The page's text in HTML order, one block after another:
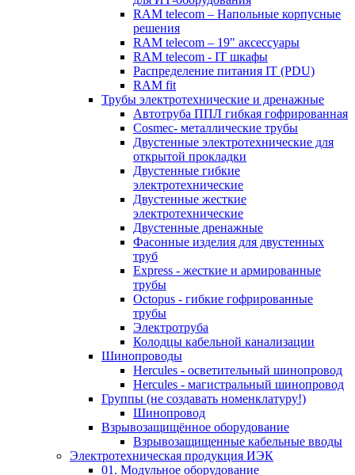
RAM telecom – Напольные корпусные
решения
RAM telecom – 19" аксессуары
RAM telecom - IT шкафы
Распределение питания IT (PDU)
RAM fit
Трубы электротехнические и дренажные
Автотруба ППЛ гибкая гофрированная
Cosmec- металлические трубы
Двустенные электротехнические для
открытой прокладки
Двустенные гибкие
электротехнические
Двустенные жесткие
электротехнические
Двустенные дренажные
Фасонные изделия для двустенных
труб
Express - жесткие и армированные
трубы
Octopus - гибкие гофрированные
трубы
Электротруба
Колодцы кабельной канализации
Шинопроводы
Hercules - осветительный шинопровод
Hercules - магистральный шинопровод
Группы (не создавать номенклатуру!)
Шинопровод
Взрывозащищённое оборудование
Взрывозащищенные кабельные вводы
Электротехническая продукция ИЭК
01. Модульное оборудование